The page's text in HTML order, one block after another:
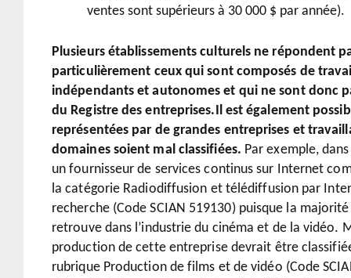
ventes sont supérieurs à 30 000 $ par année).
Plusieurs établissements culturels ne répondent
particulièrement ceux qui sont composés de
indépendants et autonomes et qui ne sont donc
du Registre des entreprises.Il est également
représentées par de grandes entreprises et
domaines soient mal classifiées. Par exemple,
un fournisseur de services continus sur Internet
la catégorie Radiodiffusion et télédiffusion par
recherche (Code SCIAN 519130) puisque la
retrouve dans l’industrie du cinéma et de la vidéo.
production de cette entreprise devrait être
rubrique Production de films et de vidéo (Code